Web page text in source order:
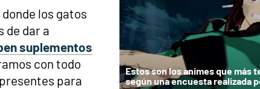
los gatos
de dar a
suplementos
con todo
para
Estos son los animes que más
según una encuesta realizada